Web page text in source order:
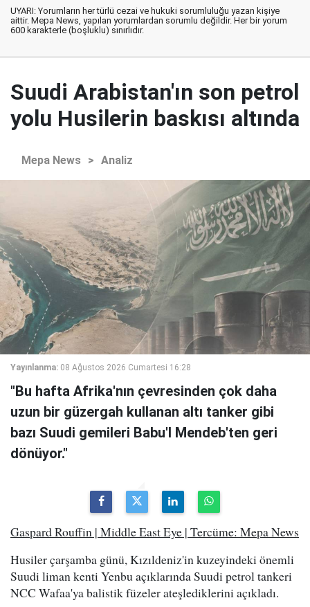
UYARI: Yorumların her türlü cezai ve hukuki sorumluluğu yazan kişiye
aittir. Mepa News, yapılan yorumlardan sorumlu değildir. Her bir yorum
600 karakterle (boşluklu) sınırlıdır.
Suudi Arabistan'ın son petrol
yolu Husilerin baskısı altında
Mepa News > Analiz
Yayınlanma: 08 Ağustos 2026 Cumartesi 16:28
"Bu hafta Afrika'nın çevresinden çok daha
uzun bir güzergah kullanan altı tanker gibi
bazı Suudi gemileri Babu'l Mendeb'ten geri
dönüyor."
Gaspard Rouffin | Middle East Eye | Tercüme: Mepa News
Husiler çarşamba günü, Kızıldeniz'in kuzeyindeki önemli
Suudi liman kenti Yenbu açıklarında Suudi petrol tankeri
NCC Wafaa'ya balistik füzeler ateşlediklerini açıkladı.